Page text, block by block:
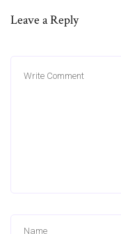
Leave a Reply